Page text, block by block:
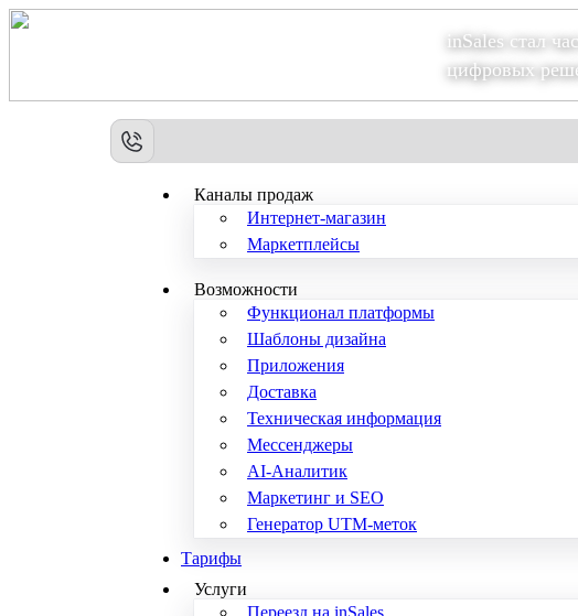
inSales стал
цифровых
Каналы продаж
Интернет-магазин
Маркетплейсы
Возможности
Функционал платформы
Шаблоны дизайна
Приложения
Доставка
Техническая информация
Мессенджеры
AI-Аналитик
Маркетинг и SEO
Генератор UTM-меток
Тарифы
Услуги
Переезд на inSales